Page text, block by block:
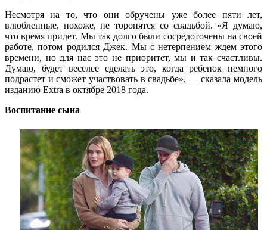
Несмотря на то, что они обручены уже более пяти лет,
влюбленные, похоже, не торопятся со свадьбой. «Я думаю,
что время придет. Мы так долго были сосредоточены на своей
работе, потом родился Джек. Мы с нетерпением ждем этого
времени, но для нас это не приоритет, мы и так счастливы.
Думаю, будет веселее сделать это, когда ребенок немного
подрастет и сможет участвовать в свадьбе», — сказала модель
изданию Extra в октябре 2018 года.
Воспитание сына